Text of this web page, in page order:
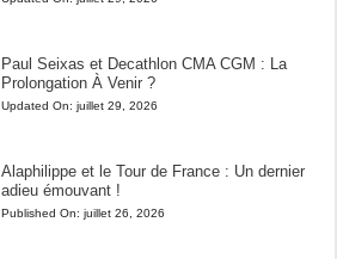
Paul Seixas et Decathlon CMA CGM : La
Prolongation À Venir ?
Updated On: juillet 29, 2026
Alaphilippe et le Tour de France : Un dernier
adieu émouvant !
Published On: juillet 26, 2026